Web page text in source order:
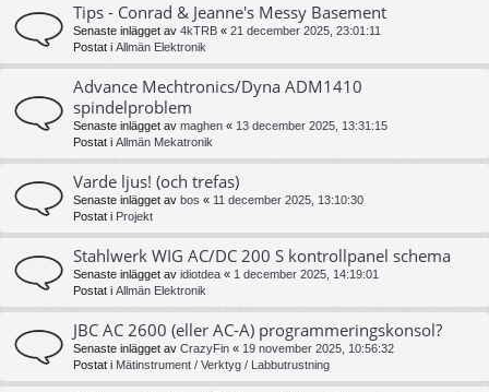
Tips - Conrad & Jeanne's Messy Basement
Senaste inlägget av 4kTRB « 21 december 2025, 23:01:11
Postat i Allmän Elektronik
Advance Mechtronics/Dyna ADM1410
spindelproblem
Senaste inlägget av maghen « 13 december 2025, 13:31:15
Postat i Allmän Mekatronik
Varde ljus! (och trefas)
Senaste inlägget av bos « 11 december 2025, 13:10:30
Postat i Projekt
Stahlwerk WIG AC/DC 200 S kontrollpanel schema
Senaste inlägget av idiotdea « 1 december 2025, 14:19:01
Postat i Allmän Elektronik
JBC AC 2600 (eller AC-A) programmeringskonsol?
Senaste inlägget av CrazyFin « 19 november 2025, 10:56:32
Postat i Mätinstrument / Verktyg / Labbutrustning